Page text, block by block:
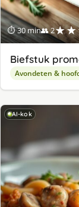
⏱ 30 min👥 2
Biefstuk
Avondeten &
AI-kok